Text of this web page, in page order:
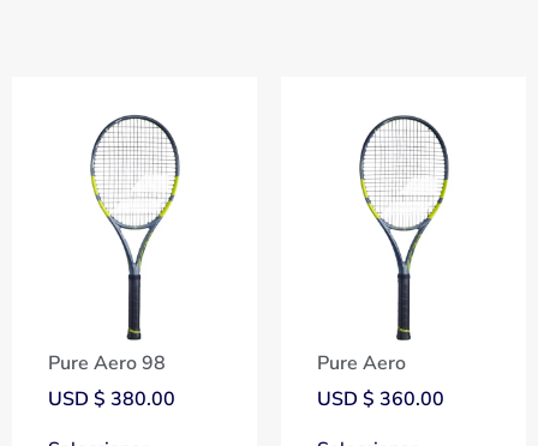
Pure Aero 98
USD $ 380.00
Pure Aero
USD $ 360.00